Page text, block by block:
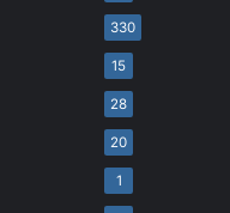
330
15
28
20
1